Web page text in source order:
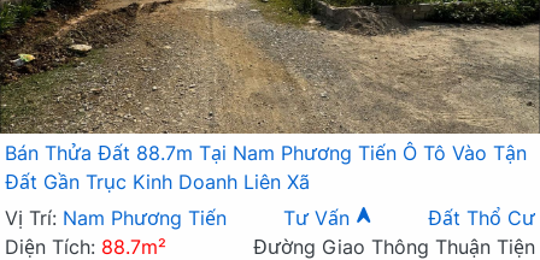
Bán Thửa Đất 88.7m Tại Nam Phương Tiến Ô Tô Vào Tận
Đất Gần Trục Kinh Doanh Liên Xã
Vị Trí: Nam Phương Tiến Tư Vấn
Đất Thổ Cư
Diện Tích: 88.7m²
Đường Giao Thông Thuận Tiện